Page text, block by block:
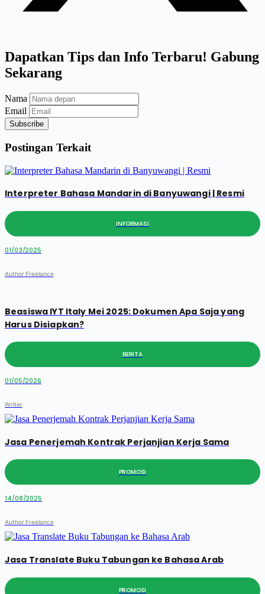
Dapatkan Tips dan Info Terbaru! Gabung
Sekarang
Nama
Email
Subscribe
Postingan Terkait
Interpreter Bahasa Mandarin di Banyuwangi | Resmi
INFORMASI
01/03/2025
Author Freelance
Beasiswa IYT Italy Mei 2025: Dokumen Apa Saja yang
Harus Disiapkan?
BERITA
01/05/2026
Writer
Jasa Penerjemah Kontrak Perjanjian Kerja Sama
PROMOSI
14/08/2025
Author Freelance
Jasa Translate Buku Tabungan ke Bahasa Arab
PROMOSI